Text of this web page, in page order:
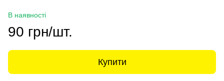
В наявності
90 грн/шт.
Купити